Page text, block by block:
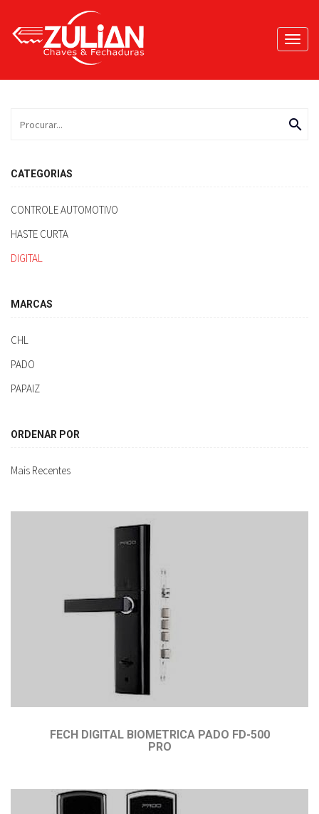
search
CATEGORIAS
CONTROLE AUTOMOTIVO
HASTE CURTA
DIGITAL
MARCAS
CHL
PADO
PAPAIZ
ORDENAR POR
Mais Recentes
FECH DIGITAL BIOMETRICA PADO FD-500
PRO